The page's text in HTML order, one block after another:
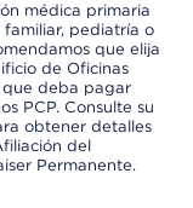
médica primaria
pediatría o
que elija
de Oficinas
que deba pagar
PCP. Consulte su
obtener detalles
del
Permanente.